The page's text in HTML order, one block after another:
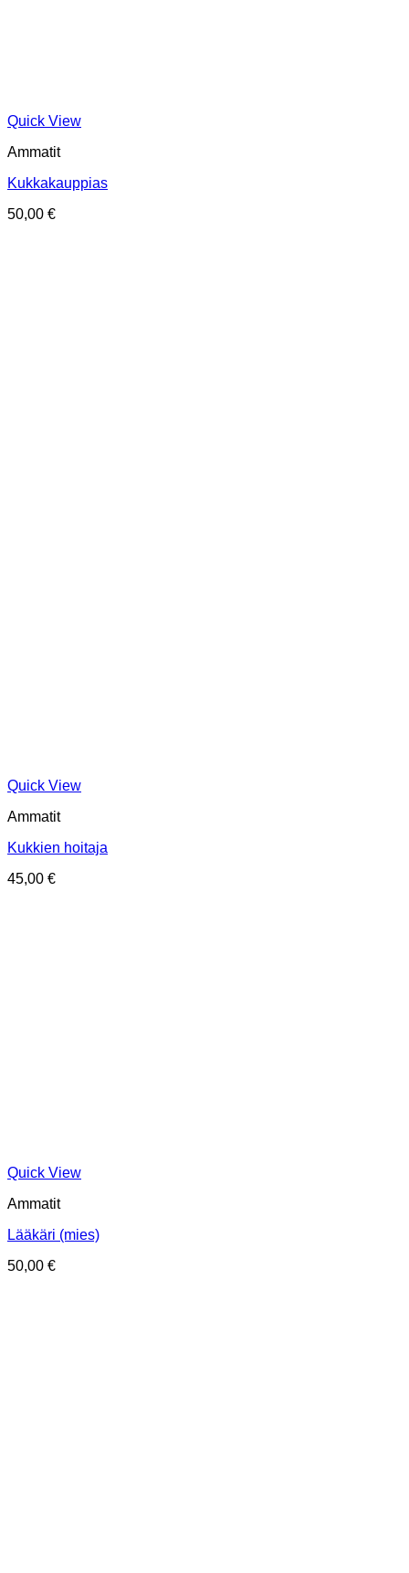
Quick View
Ammatit
Kukkakauppias
50,00 €
Quick View
Ammatit
Kukkien hoitaja
45,00 €
Quick View
Ammatit
Lääkäri (mies)
50,00 €